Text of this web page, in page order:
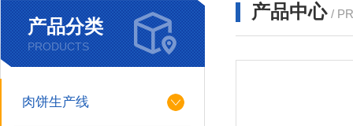
产品分类
PRODUCTS
肉饼生产线
产品中心 /